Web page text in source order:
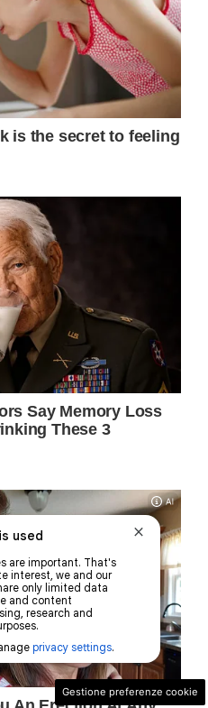
Gestione preferenze cookie